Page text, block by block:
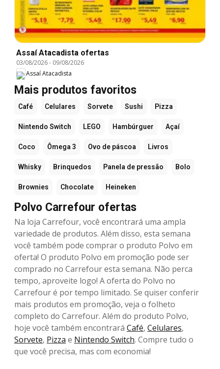
Assaí Atacadista ofertas
03/08/2026- 09/08/2026
Assaí Atacadista
Mais produtos favoritos
Café Celulares Sorvete Sushi Pizza
Nintendo Switch LEGO Hambúrguer Açaí
Coco Ômega 3 Ovo de páscoa Livros
Whisky Brinquedos Panela de pressão Bolo
Brownies Chocolate Heineken
Polvo Carrefour ofertas
Na loja Carrefour, você encontrará uma ampla
variedade de produtos. Além disso, esta semana
você também pode comprar o produto Polvo em
oferta! O produto Polvo em promoção pode ser
comprado no Carrefour esta semana. Não perca
tempo, aproveite logo! A oferta do Polvo no
Carrefour é por tempo limitado. Se quiser conferir
mais produtos em promoção, veja o folheto
completo do Carrefour. Além do produto Polvo,
hoje você também encontrará Café, Celulares,
Sorvete, Pizza e Nintendo Switch. Compre tudo o
que você precisa, mas com economia!